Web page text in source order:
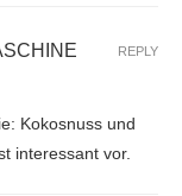
Kokosnuss und
interessant vor.
REPLY